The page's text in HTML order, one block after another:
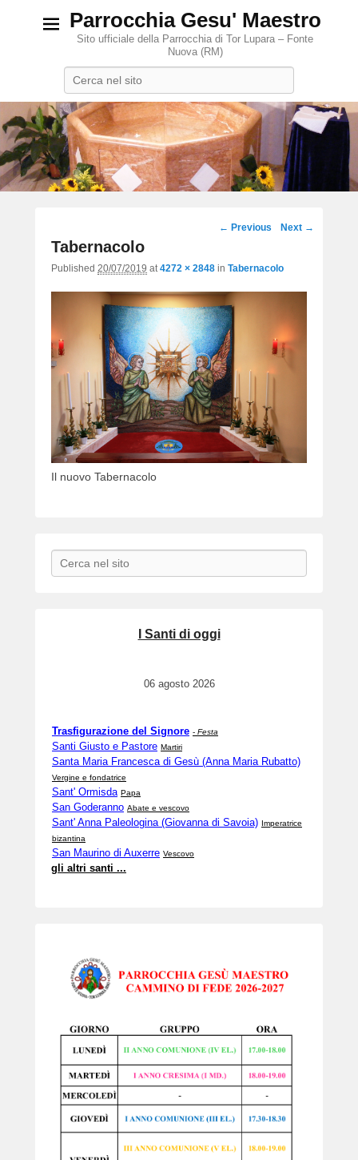
Parrocchia Gesu' Maestro
Sito ufficiale della Parrocchia di Tor Lupara – Fonte
Nuova (RM)
Image
← Previous Next →
Tabernacolo
Published 20/07/2019 at4272 × 2848 in Tabernacolo
Il nuovo Tabernacolo
Search
I Santi di oggi
06 agosto 2026
Trasfigurazione del Signore - Festa
Santi Giusto e Pastore Martiri
Santa Maria Francesca di Gesù (Anna Maria Rubatto)
Vergine e fondatrice
Sant' Ormisda Papa
San Goderanno Abate e vescovo
Sant' Anna Paleologina (Giovanna di Savoia) Imperatrice
bizantina
San Maurino di Auxerre Vescovo
gli altri santi ...